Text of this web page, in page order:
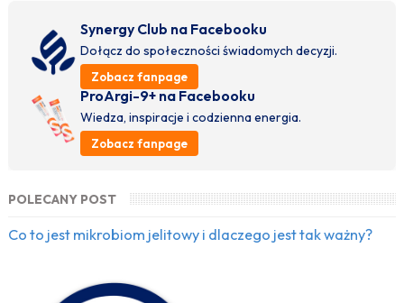
Synergy Club na Facebooku
Dołącz do społeczności świadomych decyzji.
Zobacz fanpage
ProArgi-9+ na Facebooku
Wiedza, inspiracje i codzienna energia.
Zobacz fanpage
POLECANY POST
Co to jest mikrobiom jelitowy i dlaczego jest tak ważny?